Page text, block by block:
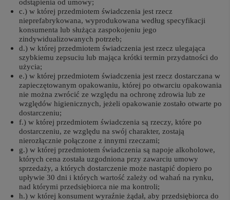
odstąpienia od umowy;
c.) w której przedmiotem świadczenia jest rzecz
nieprefabrykowana, wyprodukowana według specyfikacji
konsumenta lub służąca zaspokojeniu jego
zindywidualizowanych potrzeb;
d.) w której przedmiotem świadczenia jest rzecz ulegająca
szybkiemu zepsuciu lub mająca krótki termin przydatności do
użycia;
e.) w której przedmiotem świadczenia jest rzecz dostarczana w
zapieczętowanym opakowaniu, której po otwarciu opakowania
nie można zwrócić ze względu na ochronę zdrowia lub ze
względów higienicznych, jeżeli opakowanie zostało otwarte po
dostarczeniu;
f.) w której przedmiotem świadczenia są rzeczy, które po
dostarczeniu, ze względu na swój charakter, zostają
nierozłącznie połączone z innymi rzeczami;
g.) w której przedmiotem świadczenia są napoje alkoholowe,
których cena została uzgodniona przy zawarciu umowy
sprzedaży, a których dostarczenie może nastąpić dopiero po
upływie 30 dni i których wartość zależy od wahań na rynku,
nad którymi przedsiębiorca nie ma kontroli;
h.) w której konsument wyraźnie żądał, aby przedsiębiorca do